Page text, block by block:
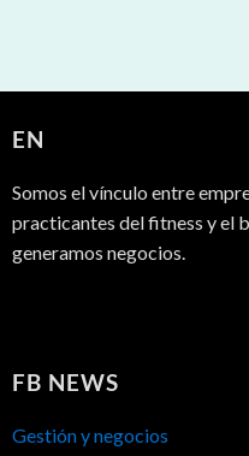
EN
Somos el vínculo entre
practicantes del fitness y el
generamos negocios.
FB NEWS
Gestión y negocios